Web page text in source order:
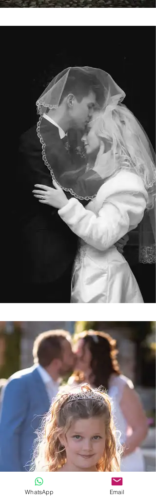
WhatsApp Email